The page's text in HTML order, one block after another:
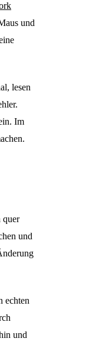
und
lesen
Im
quer
und
echten
und